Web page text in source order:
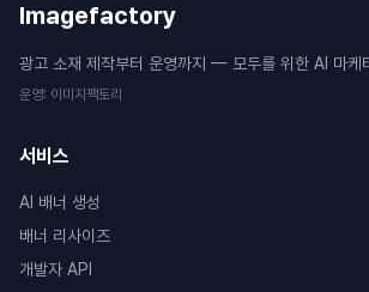
Imagefactory
광고 소재 제작부터 운영까지 — 모두를 위한 AI 마케
운영: 이미지팩토리
서비스
AI 배너 생성
배너 리사이즈
개발자 API